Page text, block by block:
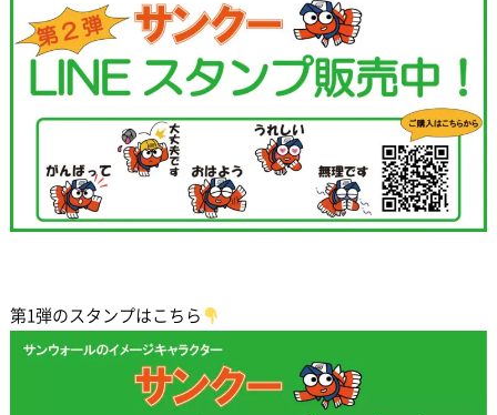
第1弾のスタンプはこちら